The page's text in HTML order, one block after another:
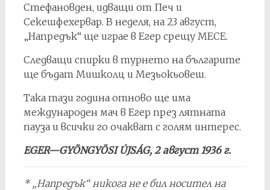
Стефановден, идващи от Печ и
Секешфехервар. В неделя, на 23 август,
„Напредък“ ще играе в Егер срещу МЕСЕ.
Следващи спирки в турнето на българите
ще бъдат Мишколц и Мезьокьовеш.
Така тази година отново ще има
международен мач в Егер през лятната
пауза и всички го очакват с голям интерес.
EGER—GYÖNGYÖSI ÚJSÁG, 2 август 1936 г.
* „Напредък“ никога не е бил носител на